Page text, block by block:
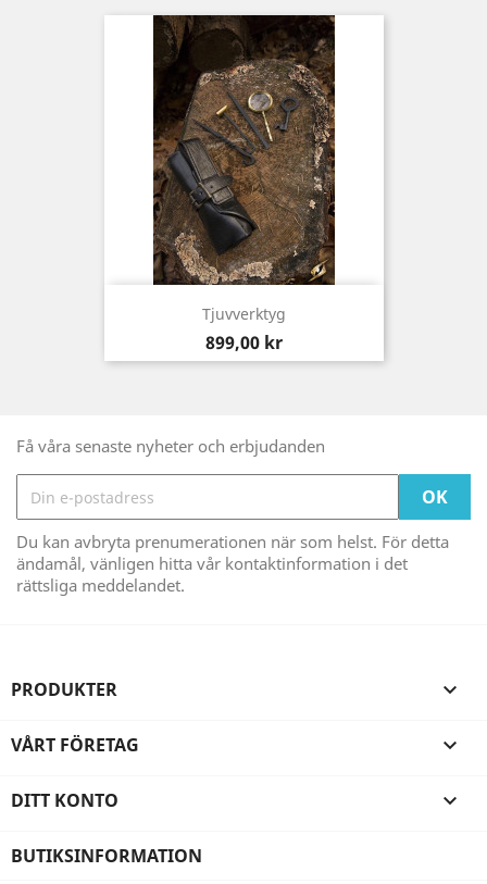
Tjuvverktyg
Pris
899,00 kr
Få våra senaste nyheter och erbjudanden
Du kan avbryta prenumerationen när som helst. För detta
ändamål, vänligen hitta vår kontaktinformation i det
rättsliga meddelandet.
PRODUKTER 
VÅRT FÖRETAG 
DITT KONTO 
BUTIKSINFORMATION